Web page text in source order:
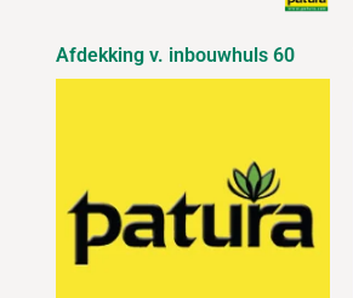
Afdekking v. inbouwhuls 60